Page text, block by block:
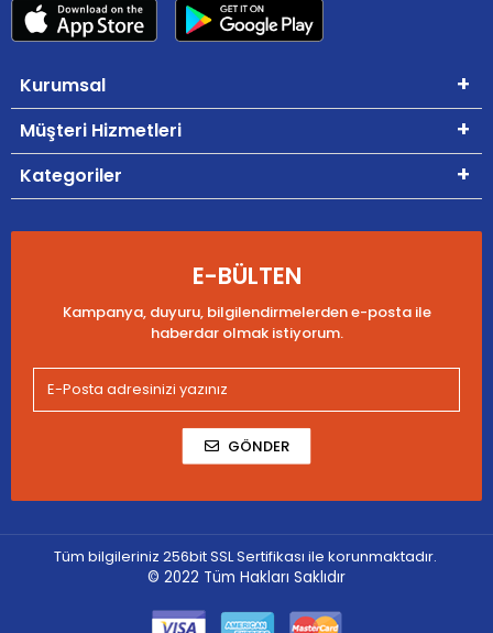
Kurumsal
Müşteri Hizmetleri
Kategoriler
E-BÜLTEN
Kampanya, duyuru, bilgilendirmelerden e-posta ile
haberdar olmak istiyorum.
GÖNDER
Tüm bilgileriniz 256bit SSL Sertifikası ile korunmaktadır.
© 2022 Tüm Hakları Saklıdır